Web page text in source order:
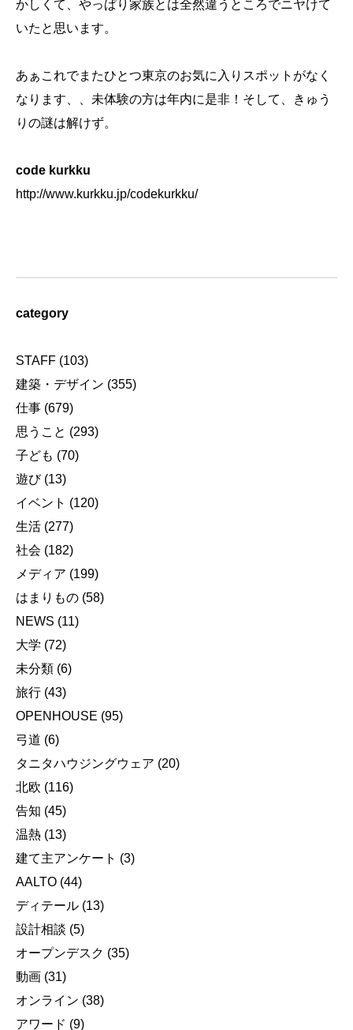
かしくて、やっぱり家族とは全然違うところでニヤけて
いたと思います。
あぁこれでまたひとつ東京のお気に入りスポットがなく
なります、、未体験の方は年内に是非！そして、きゅう
りの謎は解けず。
code kurkku
http://www.kurkku.jp/codekurkku/
category
STAFF (103)
建築・デザイン (355)
仕事 (679)
思うこと (293)
子ども (70)
遊び(13)
イベント (120)
生活 (277)
社会 (182)
メディア (199)
はまりもの (58)
NEWS (11)
大学 (72)
未分類 (6)
旅行 (43)
OPENHOUSE (95)
弓道 (6)
タニタハウジングウェア (20)
北欧 (116)
告知 (45)
温熱 (13)
建て主アンケート (3)
AALTO (44)
ディテール (13)
設計相談 (5)
オープンデスク (35)
動画 (31)
オンライン (38)
アワード (9)